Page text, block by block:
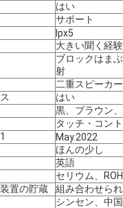
はい
サポート
Ipx5
大きい聞く経験
ブロックはま
射
二重スピーカー
はい
黒、ブラウン
タッチ・コン
May.2022
ほんの少し
英語
セリウム、
置の貯蔵
組み合わせら
シンセン、中国